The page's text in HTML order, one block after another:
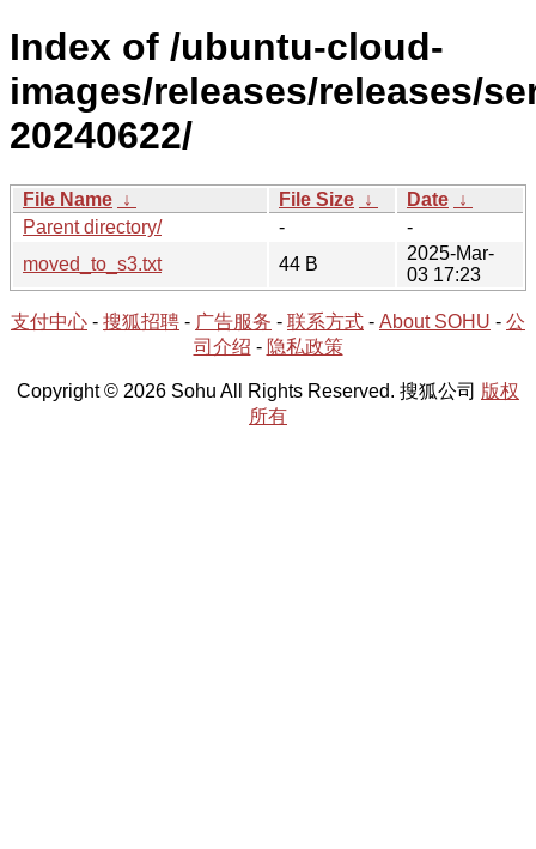
Index of /ubuntu-cloud-
images/releases/releases/
20240622/
File Name ↓ File Size ↓ Date ↓
Parent directory/
-
-
moved_to_s3.txt
44 B
2025-Mar-
03 17:23
支付中心 - 搜狐招聘 - 广告服务 - 联系方式 - About SOHU - 公
司介绍 - 隐私政策
Copyright © 2026 Sohu All Rights Reserved. 搜狐公司 版权
所有